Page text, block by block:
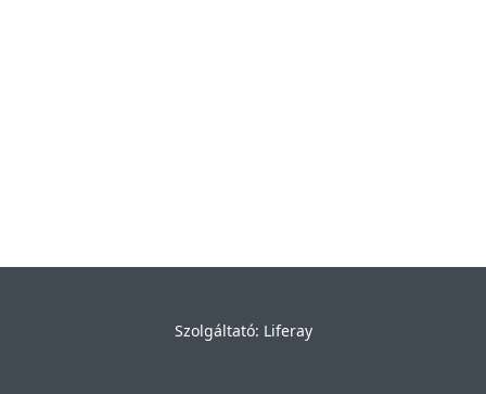
Szolgáltató: Liferay